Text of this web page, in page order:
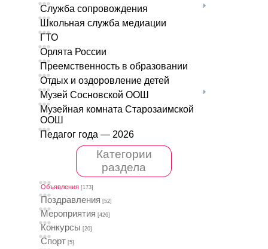
Служба сопровождения
Школьная служба медиации
ГТО
Орлята России
Преемственность в образовании
Отдых и оздоровление детей
Музей Сосновской ООШ
Музейная комната Старозаимской
ООШ
Педагог года — 2026
Категории
раздела
Объявления [173]
Поздравления [52]
Мероприятия [426]
Конкурсы [20]
Спорт [5]